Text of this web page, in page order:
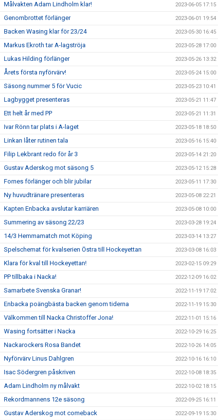
Målvakten Adam Lindholm klar! 2023-06-05 17:15
Genombrottet förlänger 2023-06-01 19:54
Backen Wasing klar för 23/24 2023-05-30 16:45
Markus Ekroth tar A-lagströja 2023-05-28 17:00
Lukas Hilding förlänger 2023-05-26 13:32
Årets första nyförvärv! 2023-05-24 15:00
Säsong nummer 5 för Vucic 2023-05-23 10:41
Lagbygget presenteras 2023-05-21 11:47
Ett helt år med PP 2023-05-21 11:31
Ivar Rönn tar plats i A-laget 2023-05-18 18:50
Linkan låter rutinen tala 2023-05-16 15:40
Filip Lekbrant redo för år 3 2023-05-14 21:20
Gustav Aderskog mot säsong 5 2023-05-12 15:28
Fornes förlänger och blir jubilar 2023-05-11 17:30
Ny huvudtränare presenteras 2023-05-08 22:21
Kapten Enbacka avslutar karriären 2023-05-08 10:00
Summering av säsong 22/23 2023-03-28 19:24
14/3 Hemmamatch mot Köping 2023-03-14 13:27
Spelschemat för kvalserien Östra till Hockeyettan 2023-03-08 16:03
Klara för kval till Hockeyettan! 2023-02-15 09:29
PP tillbaka i Nacka! 2022-12-09 16:02
Samarbete Svenska Granar! 2022-11-19 17:02
Enbacka poängbästa backen genom tiderna 2022-11-19 15:30
Välkommen till Nacka Christoffer Jona! 2022-11-01 15:16
Wasing fortsätter i Nacka 2022-10-29 16:25
Nackarockers Rosa Bandet 2022-10-26 14:05
Nyförvärv Linus Dahlgren 2022-10-16 16:10
Isac Södergren påskriven 2022-10-08 18:35
Adam Lindholm ny målvakt 2022-10-02 18:15
Rekordmannens 12e säsong 2022-09-25 16:11
Gustav Aderskog mot comeback 2022-09-19 15:30